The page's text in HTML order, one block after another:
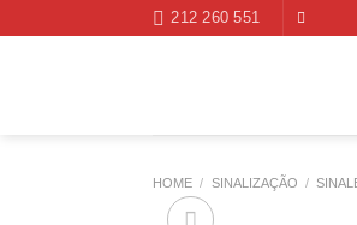
212 260 551
HOME / SINALIZAÇÃO /